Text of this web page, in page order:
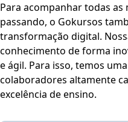
Para acompanhar todas
passando, o Gokursos
transformação digital.
conhecimento de forma
e ágil. Para isso, temos uma grande rede de professores
colaboradores altamente
excelência de ensino.